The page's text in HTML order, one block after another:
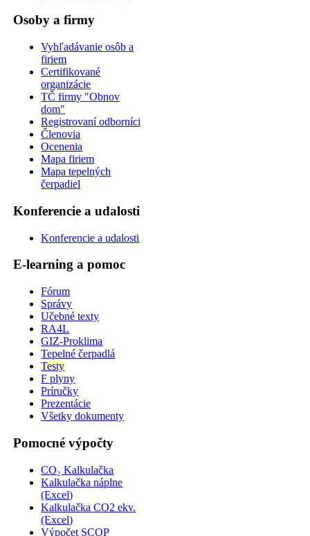
Osoby a firmy
Vyhľadávanie osôb a
firiem
Certifikované
organizácie
TČ firmy "Obnov
dom"
Registrovaní odborníci
Členovia
Ocenenia
Mapa firiem
Mapa tepelných
čerpadiel
Konferencie a udalosti
Konferencie a udalosti
E-learning a pomoc
Fórum
Správy
Učebné texty
RA4L
GIZ-Proklima
Tepelné čerpadlá
Testy
F plyny
Príručky
Prezentácie
Všetky dokumenty
Pomocné výpočty
CO₂ Kalkulačka
Kalkulačka náplne
(Excel)
Kalkulačka CO2 ekv.
(Excel)
Výpočet SCOP